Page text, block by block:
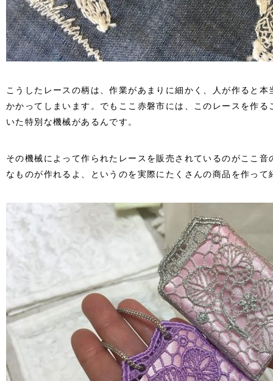
こうしたレースの柄は、作業があまりに細かく、人が作ると
かかってしまいます。でもここ赤磐市には、このレースを作
いた特別な機械があるんです。
その機械によって作られたレースを販売されているのがここ
なものが作れるよ、というのを実際にたくさんの商品を作って